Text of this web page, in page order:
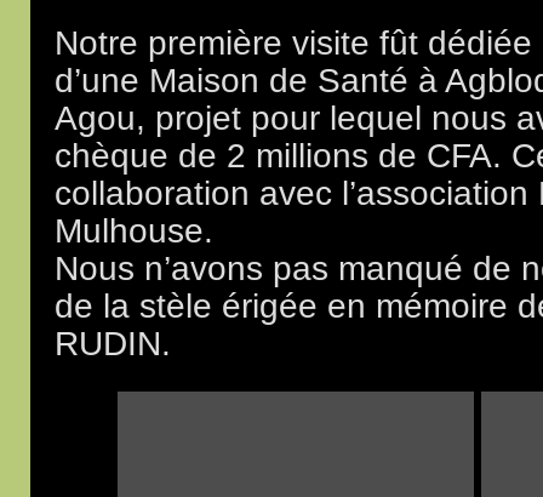
Notre première visite fût
d’une Maison de Santé à
Agou, projet pour lequel nous
chèque de 2 millions de CFA.
collaboration avec l’association
Mulhouse.
Nous n’avons pas manqué de
de la stèle érigée en mémoire
RUDIN.